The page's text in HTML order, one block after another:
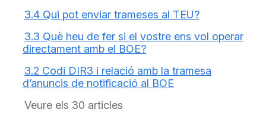
3.4 Qui pot enviar trameses al TEU?
3.3 Què heu de fer si el vostre ens vol operar
directament amb el BOE?
3.2 Codi DIR3 i relació amb la tramesa
d’anuncis de notificació al BOE
Veure els 30 articles